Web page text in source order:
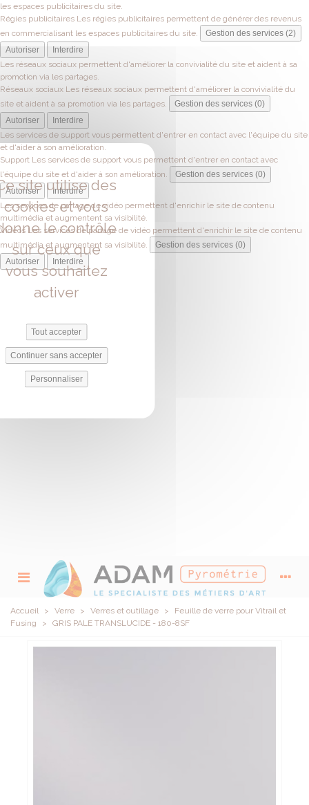
les espaces publicitaires du site.
Régies publicitaires Les régies publicitaires permettent de générer des revenus
en commercialisant les espaces publicitaires du site.
Gestion des services (2)
Autoriser
Interdire
Les réseaux sociaux permettent d'améliorer la convivialité du site et aident à sa
promotion via les partages.
Réseaux sociaux Les réseaux sociaux permettent d'améliorer la convivialité du
site et aident à sa promotion via les partages.
Gestion des services (0)
Autoriser
Interdire
Les services de support vous permettent d'entrer en contact avec l'équipe du site
et d'aider à son amélioration.
Support Les services de support vous permettent d'entrer en contact avec
l'équipe du site et d'aider à son amélioration.
Gestion des services (0)
Autoriser
Interdire
Les services de partage de vidéo permettent d'enrichir le site de contenu
multimédia et augmentent sa visibilité.
Vidéos Les services de partage de vidéo permettent d'enrichir le site de contenu
multimédia et augmentent sa visibilité.
Gestion des services (0)
Autoriser
Interdire
site utilise des
cookies et vous
le contrôle
sur ceux que
vous souhaitez
activer
Tout accepter
Continuer sans accepter
Personnaliser
Accueil > Verre > Verres et outillage >
Feuille de verre pour Vitrail et
Fusing
> GRIS PALE TRANSLUCIDE - 180-8SF